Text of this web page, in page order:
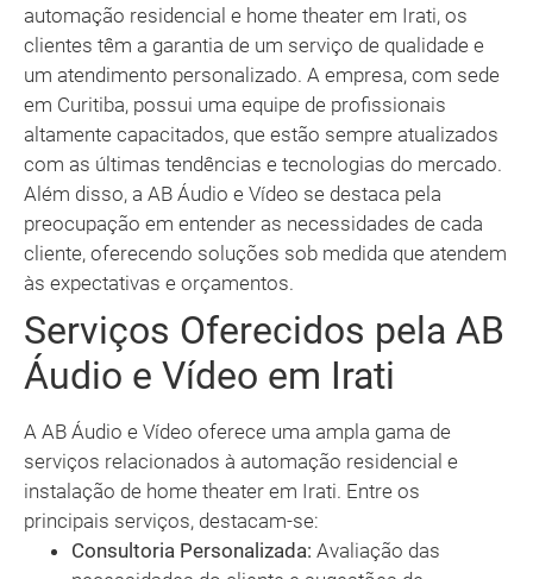
automação residencial e home theater em Irati, os
clientes têm a garantia de um serviço de qualidade e
um atendimento personalizado. A empresa, com sede
em Curitiba, possui uma equipe de profissionais
altamente capacitados, que estão sempre atualizados
com as últimas tendências e tecnologias do mercado.
Além disso, a AB Áudio e Vídeo se destaca pela
preocupação em entender as necessidades de cada
cliente, oferecendo soluções sob medida que atendem
às expectativas e orçamentos.
Serviços Oferecidos pela AB
Áudio e Vídeo em Irati
A AB Áudio e Vídeo oferece uma ampla gama de
serviços relacionados à automação residencial e
instalação de home theater em Irati. Entre os
principais serviços, destacam-se:
Consultoria Personalizada: Avaliação das